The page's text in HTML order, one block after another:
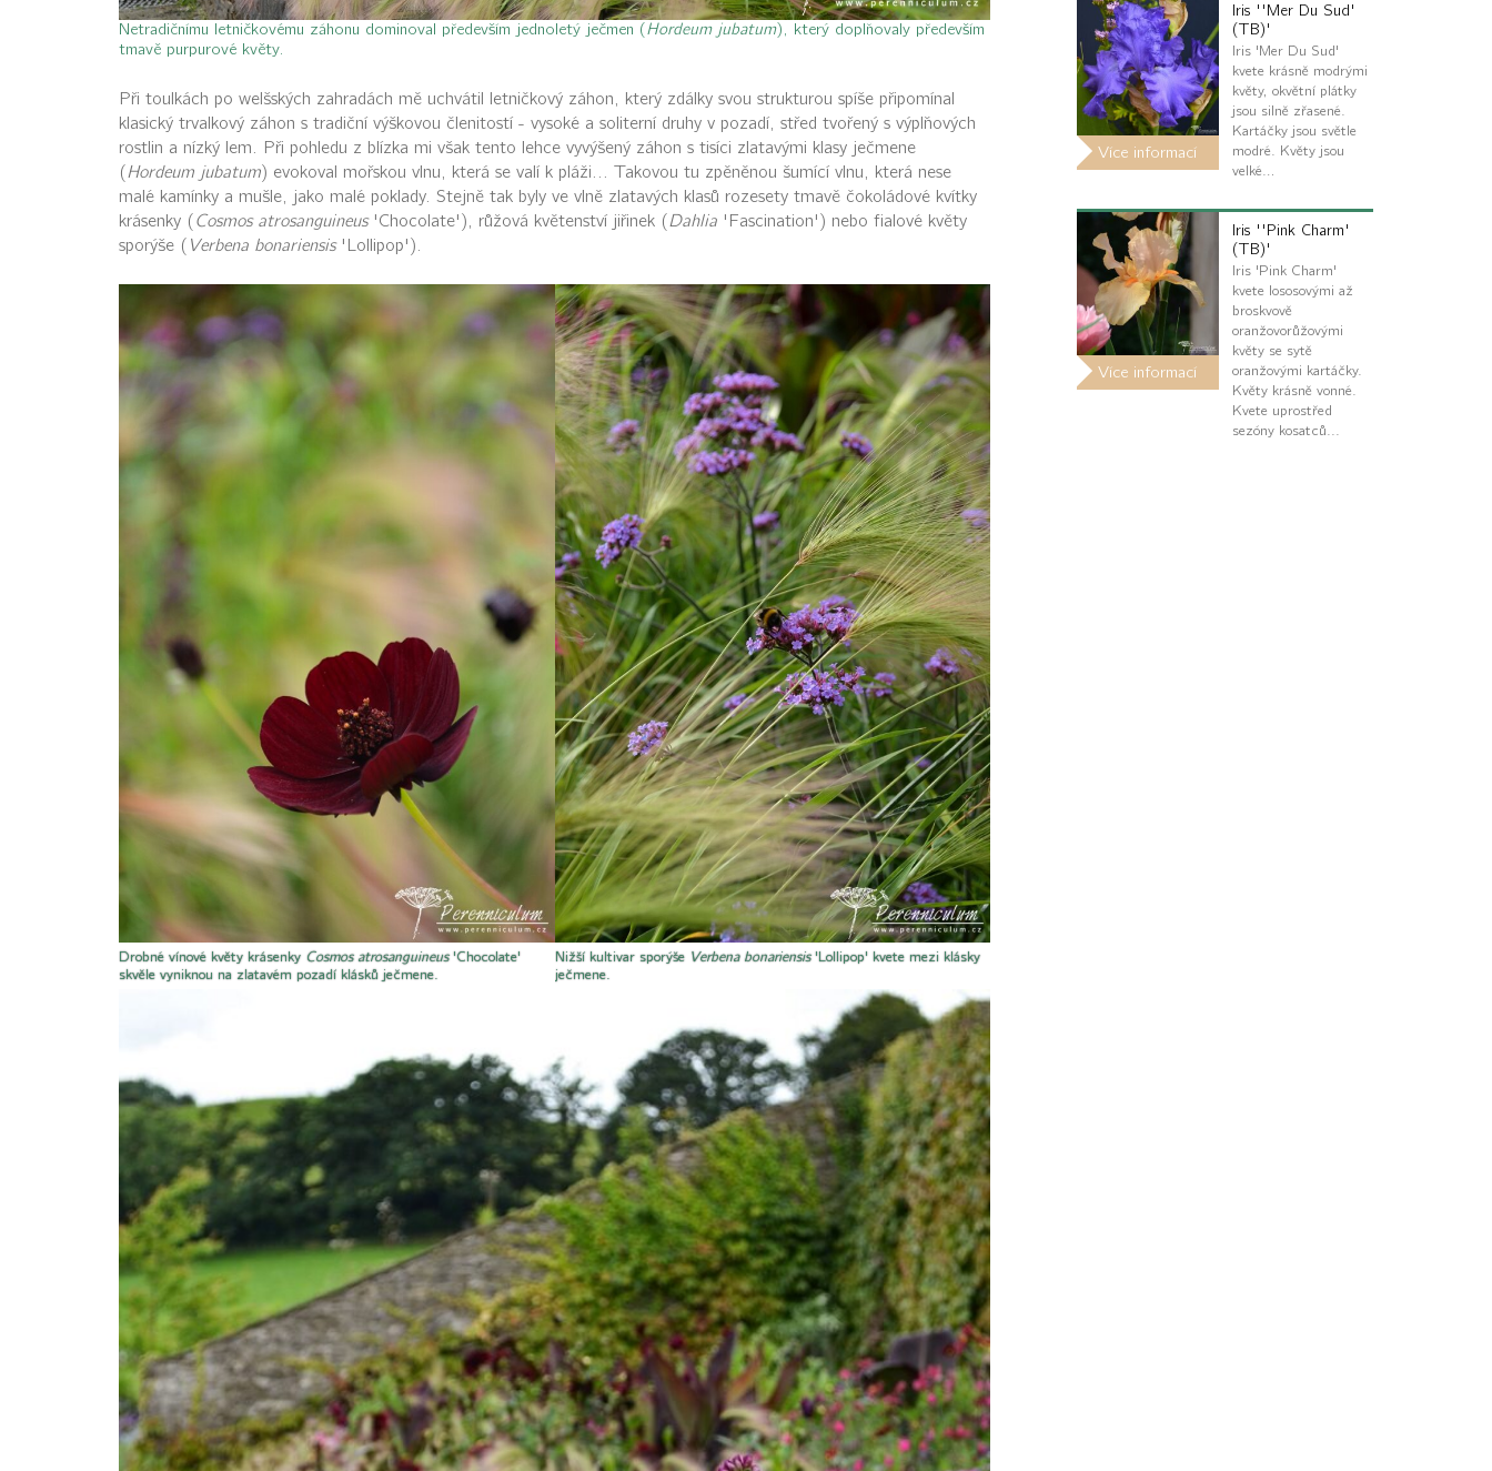
Netradičnímu letničkovému záhonu dominoval především jednoletý ječmen (Hordeum jubatum), který doplňovaly především
tmavě purpurové květy.
Při toulkách po welšských zahradách mě uchvátil letničkový záhon, který zdálky svou strukturou spíše připomínal
klasický trvalkový záhon s tradiční výškovou členitostí - vysoké a soliterní druhy v pozadí, střed tvořený s výplňových
rostlin a nízký lem. Při pohledu z blízka mi však tento lehce vyvýšený záhon s tisíci zlatavými klasy ječmene
(Hordeum jubatum) evokoval mořskou vlnu, která se valí k pláži... Takovou tu zpěněnou šumící vlnu, která nese
malé kamínky a mušle, jako malé poklady. Stejně tak byly ve vlně zlatavých klasů rozesety tmavě čokoládové kvítky
krásenky (Cosmos atrosanguineus'Chocolate'), růžová květenství jiřinek (Dahlia 'Fascination') nebo fialové květy
sporýše ( Verbena bonariensis'Lollipop').
Drobné vínové květy krásenky Cosmos atrosanguineus'Chocolate'
skvěle vyniknou na zlatavém pozadí klásků ječmene.
Nižší kultivar sporýše Verbena bonariensis'Lollipop' kvete mezi klásky
ječmene.
Více informací
Iris ''Mer Du Sud'
(TB)'
Iris 'Mer Du Sud'
kvete krásně modrými
květy, okvětní plátky
jsou silně zřasené.
Kartáčky jsou světle
modré. Květy jsou
velké…
Více informací
Iris ''Pink Charm'
(TB)'
Iris 'Pink Charm'
kvete lososovými až
broskvově
oranžovorůžovými
květy se sytě
oranžovými kartáčky.
Květy krásně vonné.
Kvete uprostřed
sezóny kosatců...